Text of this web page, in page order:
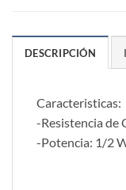
DESCRIPCIÓN
Caracteristicas:
-Resistencia de
-Potencia: 1/2